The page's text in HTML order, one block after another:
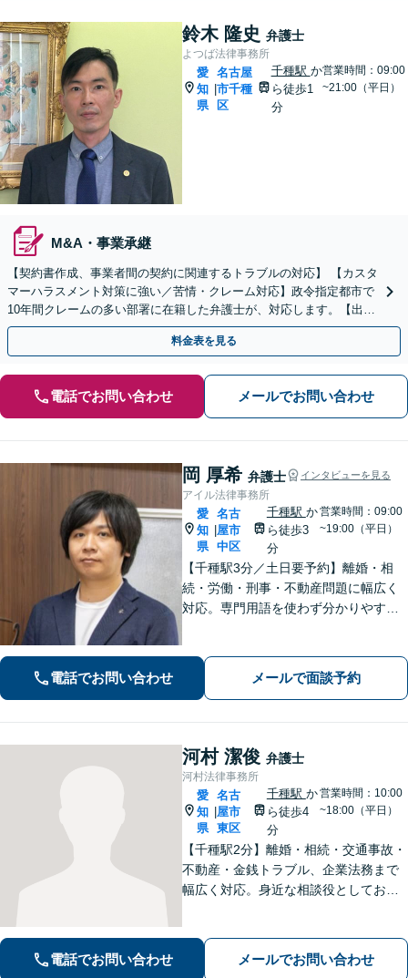
鈴木 隆史 弁護士
よつば法律事務所
愛
知
県
名古屋
市千種
区
千種駅 か
ら徒歩1
分
営業時間：09:00
~21:00（平日）
M&A・事業承継
【契約書作成、事業者間の契約に関連するトラブルの対応】 【カスタ
マーハラスメント対策に強い／苦情・クレーム対応】政令指定都市で
10年間クレームの多い部署に在籍した弁護士が、対応します。【出張
相談・WEB面談対応】【休日・夜間相談可】
料金表を見る
電話でお問い合わせ メールでお問い合わせ
岡 厚希 弁護士 インタビューを見る
アイル法律事務所
愛
知
県
名古
屋市
中区
千種駅 か
ら徒歩3
分
営業時間：09:00
~19:00（平日）
【千種駅3分／土日要予約】離婚・相
続・労働・刑事・不動産問題に幅広く
対応。専門用語を使わず分かりやすく
最適な解決策まで、期待を超える「必
要十分以上」のサポートをご提供しま
電話でお問い合わせ メールで面談予約
河村 潔俊 弁護士
河村法律事務所
愛
知
県
名古
屋市
東区
千種駅 か
ら徒歩4
分
営業時間：10:00
~18:00（平日）
【千種駅2分】離婚・相続・交通事故・
不動産・金銭トラブル、企業法務まで
幅広く対応。身近な相談役としてお悩
め、まずは気軽にご相談ください。
【土日祝対応可、夜間対応可】【オン
電話でお問い合わせ メールでお問い合わせ